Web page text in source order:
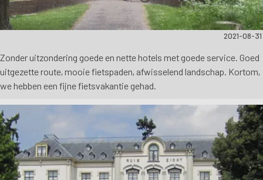
2021-08-31
Zonder uitzondering goede en nette hotels met goede service. Goed
uitgezette route, mooie fietspaden, afwisselend landschap. Kortom,
we hebben een fijne fietsvakantie gehad.